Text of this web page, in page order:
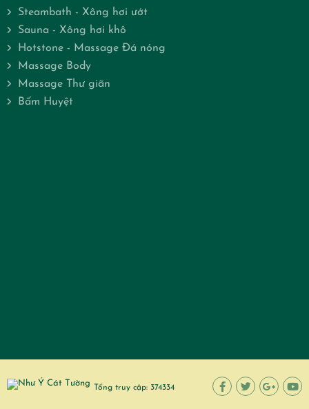
Dịch vụ
Steambath - Xông hơi ướt
Sauna - Xông hơi khô
Hotstone - Massage Đá nóng